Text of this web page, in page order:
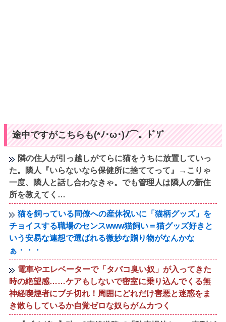
途中ですがこちらも(*ﾉ･ω･)ﾉ⌒。ﾄﾞｿﾞ
隣の住人が引っ越しがてらに猫をうちに放置していっ
た。隣人『いらないなら保健所に捨ててって』→こりゃ
一度、隣人と話し合わなきゃ。でも管理人は隣人の新住
所を教えてく…
猫を飼っている同僚への産休祝いに「猫柄グッズ」を
チョイスする職場のセンスwww猫飼い＝猫グッズ好きと
いう安易な連想で選ばれる微妙な贈り物がなんかな
ぁ・・・
電車やエレベーターで「タバコ臭い奴」が入ってきた
時の絶望感……ケアもしないで密室に乗り込んでくる無
神経喫煙者にブチ切れ！周囲にどれだけ害悪と迷惑をま
き散らしているか自覚ゼロな奴らがムカつく